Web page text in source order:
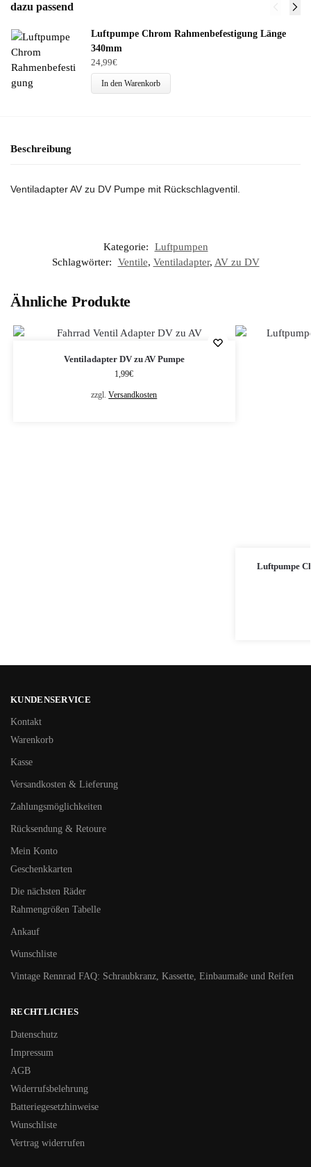
dazu passend
Luftpumpe Chrom Rahmenbefestigung Länge
340mm
24,99€
In den Warenkorb
Beschreibung
Ventiladapter AV zu DV Pumpe mit Rückschlagventil.
Kategorie:
Luftpumpen
Schlagwörter:
Ventile, Ventiladapter, AV zu DV
Ähnliche Produkte
Ventiladapter DV zu AV Pumpe
1,99€
zzgl.Versandkosten
Luftpumpe
KUNDENSERVICE
Kontakt
Warenkorb
Kasse
Versandkosten & Lieferung
Zahlungsmöglichkeiten
Rücksendung & Retoure
Mein Konto
Geschenkkarten
Die nächsten Räder
Rahmengrößen Tabelle
Ankauf
Wunschliste
Vintage Rennrad FAQ: Schraubkranz, Kassette, Einbaumaße und Reifen
RECHTLICHES
Datenschutz
Impressum
AGB
Widerrufsbelehrung
Batteriegesetzhinweise
Wunschliste
Vertrag widerrufen